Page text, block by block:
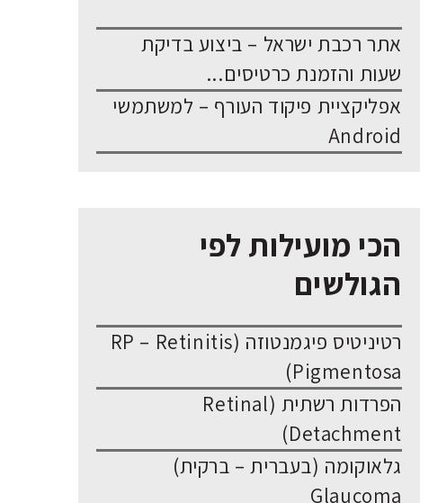
אתר רכבת ישראל – ביצוע בדיקת
שעות והזמנת כרטיסים...
אפליקציית פיקוד העורף – למשתמשי
Android
הכי מועילות לפי
הגולשים
רטיניטיס פיגמנטוזה (RP – Retinitis
Pigmentosa)
הפרדות רשתית (Retinal
Detachment)
גלאוקומה (בעברית – ברקית)
Glaucoma